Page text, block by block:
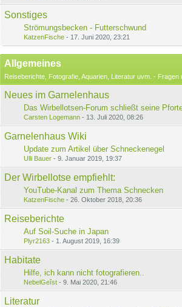
Sonstiges
Strömungsbecken - Futterschwund
KatzenFische - 17. Juni 2020, 23:21
Allgemeines
Reiseberichte, Fotografie, Aquarien, Literatur uvm. - Fragen
Neues im Garnelenhaus
Das Wirbellotsen-Forum schließt seine
Carsten Logemann - 13. Juli 2020, 08:26
Garnelenhaus Wiki
Update zum Artikel über Schneckenegel
Ulli Bauer - 9. Januar 2019, 19:37
Der Wirbellotse empfiehlt:
YouTube-Kanal zum Thema Schnecken
KatzenFische - 26. Oktober 2018, 20:36
Reiseberichte
Auf Soil-Suche in Japan
Plyr2163 - 1. August 2019, 16:39
Habitate
Hilfe, ich kann nicht fotografieren..
NebelGeîst - 9. Mai 2020, 21:46
Literatur